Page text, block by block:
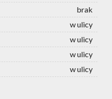
brak
w ulicy
w ulicy
w ulicy
w ulicy